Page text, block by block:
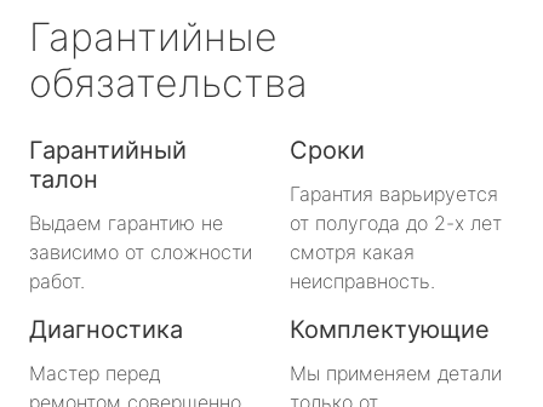
Гарантийные
обязательства
Гарантийный
талон
Выдаем гарантию не
зависимо от сложности
работ.
Сроки
Гарантия варьируется
от полугода до 2-х лет
смотря какая
неисправность.
Диагностика
Мастер перед
ремонтом совершенно
Комплектующие
Мы применяем детали
только от